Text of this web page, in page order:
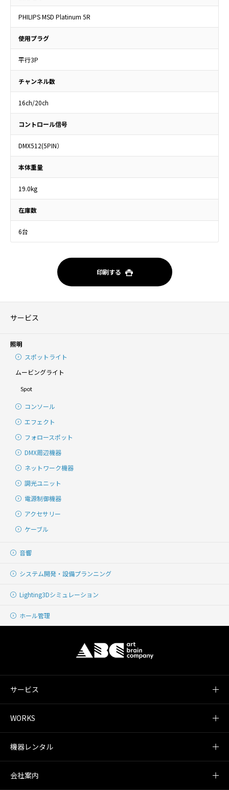
PHILIPS MSD Platinum 5R
使用プラグ
平行3P
チャンネル数
16ch/20ch
コントロール信号
DMX512(5PIN）
本体重量
19.0kg
在庫数
6台
印刷する
サービス
照明
スポットライト
ムービングライト
Spot
コンソール
エフェクト
フォロースポット
DMX周辺機器
ネットワーク機器
調光ユニット
電源制御機器
アクセサリー
ケーブル
音響
システム開発・ 設備プランニング
Lighting3Dシミュレーション
ホール管理
サービス
WORKS
機器レンタル
会社案内